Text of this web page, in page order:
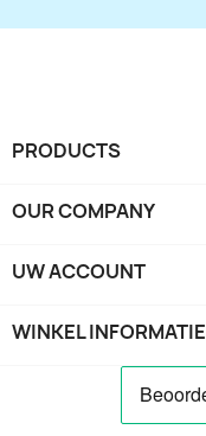
PRODUCTS
OUR COMPANY
UW ACCOUNT
WINKEL INFORMATIE